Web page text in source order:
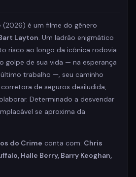
(2026) é um filme do gênero
Layton. Um ladrão enigmático
risco ao longo da icônica rodovia
golpe de sua vida — na esperança
trabalho —, seu caminho
de seguros desiludida,
Determinado a desvendar
se aproxima da
do Crime conta com: Chris
Halle Berry, Barry Keoghan,